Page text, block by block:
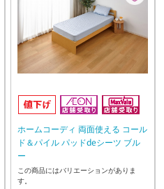
ホームコーディ 両面使える コール
ド＆パイル パッドdeシーツ ブル
ー
この商品にはバリエーションがありま
す。